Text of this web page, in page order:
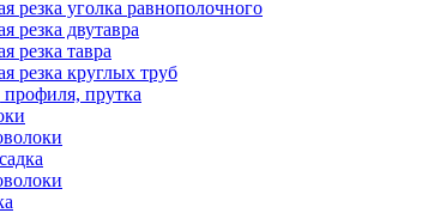
резка уголка равнополочного
резка двутавра
резка тавра
резка круглых труб
прутка